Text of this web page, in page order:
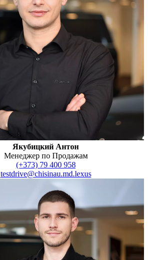
Якубицкий Антон
Менеджер по Продажам
(+373) 79 400 958
testdrive@chisinau.md.lexus